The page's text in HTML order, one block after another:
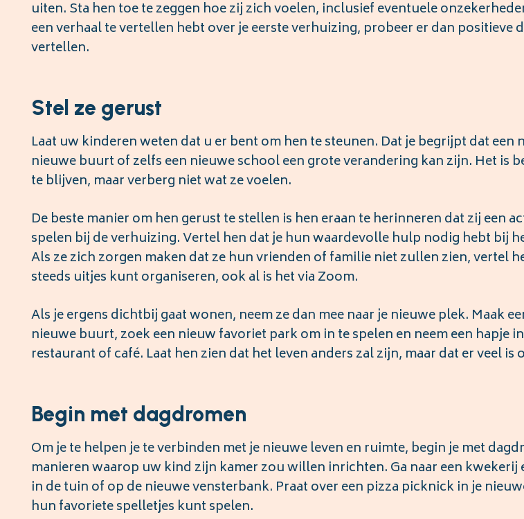
uiten. Sta hen toe te zeggen hoe zij zich voelen, inclusief eventuele
een verhaal te vertellen hebt over je eerste verhuizing, probeer er dan positieve
vertellen.
Stel ze gerust
Laat uw kinderen weten dat u er bent om hen te steunen. Dat je begrijpt dat een
nieuwe buurt of zelfs een nieuwe school een grote verandering kan zijn. Het is
te blijven, maar verberg niet wat ze voelen.
De beste manier om hen gerust te stellen is hen eraan te herinneren dat zij een
spelen bij de verhuizing. Vertel hen dat je hun waardevolle hulp nodig hebt bij
Als ze zich zorgen maken dat ze hun vrienden of familie niet zullen zien, vertel
steeds uitjes kunt organiseren, ook al is het via Zoom.
Als je ergens dichtbij gaat wonen, neem ze dan mee naar je nieuwe plek. Maak
nieuwe buurt, zoek een nieuw favoriet park om in te spelen en neem een hapje
restaurant of café. Laat hen zien dat het leven anders zal zijn, maar dat er veel is
Begin met dagdromen
Om je te helpen je te verbinden met je nieuwe leven en ruimte, begin je met
manieren waarop uw kind zijn kamer zou willen inrichten. Ga naar een kwekerij
in de tuin of op de nieuwe vensterbank. Praat over een pizza picknick in je
hun favoriete spelletjes kunt spelen.